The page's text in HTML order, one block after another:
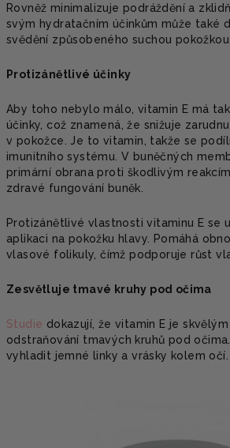
Rovněž minimalizuje podráždění a
svým hydratačním účinkům může také
svědění způsobeného suchou pokožkou.
Protizánětlivé účinky
Aby toho nebylo málo, vitamin E má
účinky, což znamená, že snižuje
v pokožce. Je to vitamin, takže se
imunitního systému. V buněčných
primární obrana proti škodlivým
zdravé fungování buněk.
Protizánětlivé vlastnosti vitaminu E se
aplikaci na pokožku hlavy. Pomáhá
vlasové folikuly, čímž podporuje růst
Zesvětluje tmavé kruhy pod očima
Studie dokazují, že vitamin E je
odstraňování tmavých kruhů pod
vyhladit jemné linky a vrásky kolem očí.